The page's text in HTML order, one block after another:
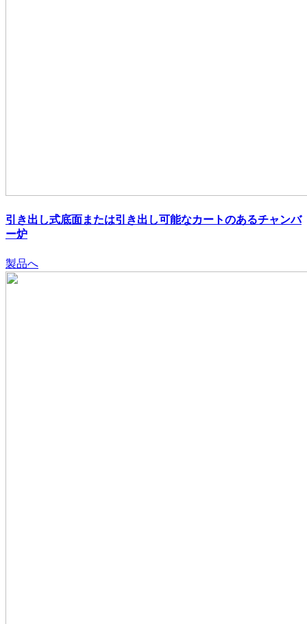
引き出し式底面または引き出し可能なカートのあるチャンバ
ー炉
製品へ